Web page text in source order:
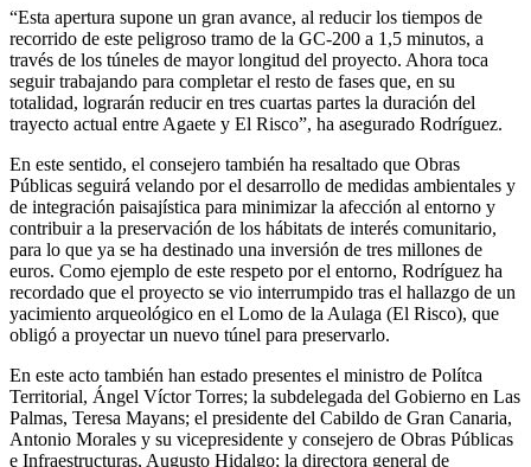
“Esta apertura supone un gran avance, al reducir los tiempos de
recorrido de este peligroso tramo de la GC-200 a 1,5 minutos, a
través de los túneles de mayor longitud del proyecto. Ahora toca
seguir trabajando para completar el resto de fases que, en su
totalidad, lograrán reducir en tres cuartas partes la duración del
trayecto actual entre Agaete y El Risco”, ha asegurado Rodríguez.
En este sentido, el consejero también ha resaltado que Obras
Públicas seguirá velando por el desarrollo de medidas ambientales y
de integración paisajística para minimizar la afección al entorno y
contribuir a la preservación de los hábitats de interés comunitario,
para lo que ya se ha destinado una inversión de tres millones de
euros. Como ejemplo de este respeto por el entorno, Rodríguez ha
recordado que el proyecto se vio interrumpido tras el hallazgo de un
yacimiento arqueológico en el Lomo de la Aulaga (El Risco), que
obligó a proyectar un nuevo túnel para preservarlo.
En este acto también han estado presentes el ministro de Polítca
Territorial, Ángel Víctor Torres; la subdelegada del Gobierno en Las
Palmas, Teresa Mayans; el presidente del Cabildo de Gran Canaria,
Antonio Morales y su vicepresidente y consejero de Obras Públicas
e Infraestructuras, Augusto Hidalgo; la directora general de